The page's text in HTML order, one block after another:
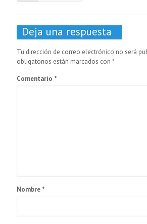
Deja una respuesta
Tu dirección de correo electrónico no será
obligatorios están marcados con *
Comentario *
Nombre *